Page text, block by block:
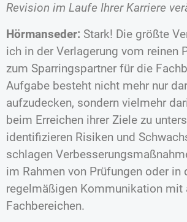
Revision im Laufe Ihrer Karriere
Hörmanseder: Stark! Die größte
ich in der Verlagerung vom reinen
zum Sparringspartner für die
Aufgabe besteht nicht mehr nur
aufzudecken, sondern vielmehr
beim Erreichen ihrer Ziele zu
identifizieren Risiken und
schlagen
im Rahmen von Prüfungen oder in
regelmäßigen Kommunikation mit
Fachbereichen.